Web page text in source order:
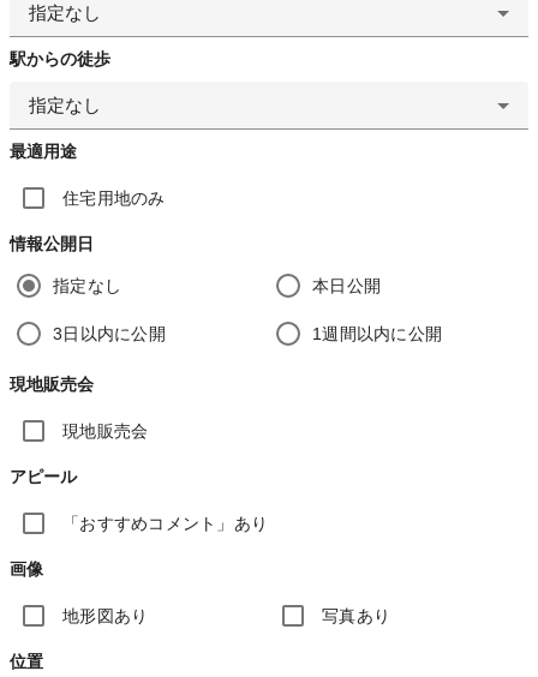
指定なし
駅からの徒歩
指定なし
最適用途
住宅用地のみ
情報公開日
指定なし 本日公開
3日以内に公開 1週間以内に公開
現地販売会
現地販売会
アピール
「おすすめコメント」あり
画像
地形図あり 写真あり
位置